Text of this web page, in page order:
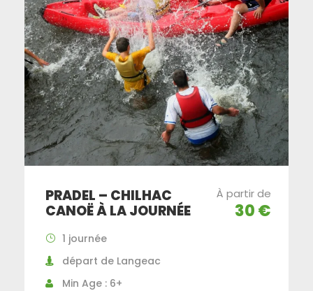
PRADEL – CHILHAC
CANOË À LA JOURNÉE
À partir de
30 €
1 journée
départ de Langeac
Min Age : 6+